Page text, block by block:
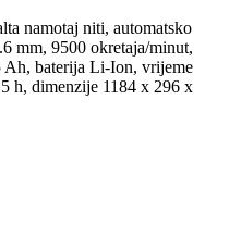
namotaj niti, automatsko
mm, 9500 okretaja/minut,
Ah, baterija Li-Ion, vrijeme
h, dimenzije 1184 x 296 x